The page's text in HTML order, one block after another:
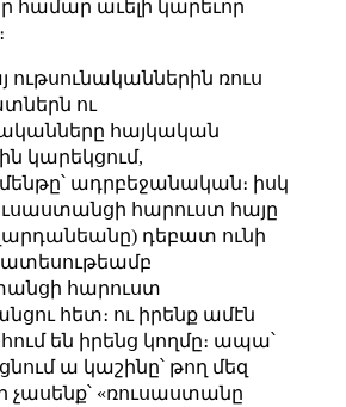
համար աւելի կարեւոր
ութսունականներին ռուս
ու
հայկական
կարեկցում,
ադրբեջանական։ իսկ
հարուստ հայը
դեբատ ունի
հարուստ
հետ։ ու իրենք ամէն
են իրենց կողմը։ ապա՝
ա կաշինը՝ թող մեզ
չասենք՝ «ռուսաստանը